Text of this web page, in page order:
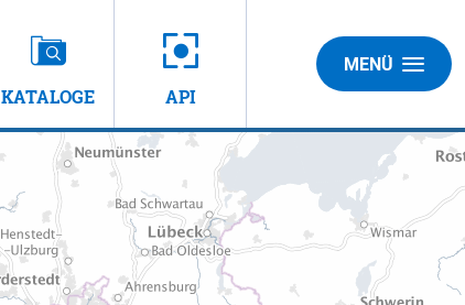
KATALOGE API
MENÜ